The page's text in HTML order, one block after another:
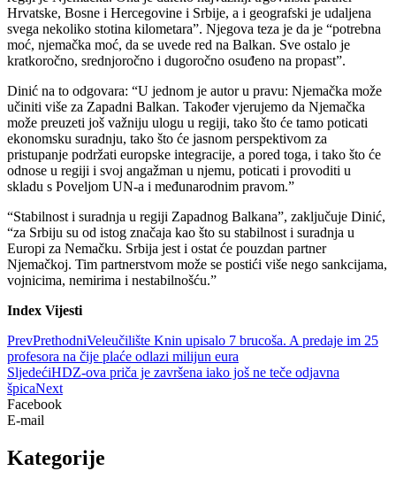
Hrvatske, Bosne i Hercegovine i Srbije, a i geografski je udaljena
svega nekoliko stotina kilometara”. Njegova teza je da je “potrebna
moć, njemačka moć, da se uvede red na Balkan. Sve ostalo je
kratkoročno, srednjoročno i dugoročno osuđeno na propast”.
Dinić na to odgovara: “U jednom je autor u pravu: Njemačka može
učiniti više za Zapadni Balkan. Također vjerujemo da Njemačka
može preuzeti još važniju ulogu u regiji, tako što će tamo poticati
ekonomsku suradnju, tako što će jasnom perspektivom za
pristupanje podržati europske integracije, a pored toga, i tako što će
odnose u regiji i svoj angažman u njemu, poticati i provoditi u
skladu s Poveljom UN-a i međunarodnim pravom.”
“Stabilnost i suradnja u regiji Zapadnog Balkana”, zaključuje Dinić,
“za Srbiju su od istog značaja kao što su stabilnost i suradnja u
Europi za Nemačku. Srbija jest i ostat će pouzdan partner
Njemačkoj. Tim partnerstvom može se postići više nego sankcijama,
vojnicima, nemirima i nestabilnošću.”
Index Vijesti
PrevPrethodniVeleučilište Knin upisalo 7 brucoša. A predaje im 25
profesora na čije plaće odlazi milijun eura
SljedećiHDZ-ova priča je završena iako još ne teče odjavna
špicaNext
Facebook
E-mail
Kategorije